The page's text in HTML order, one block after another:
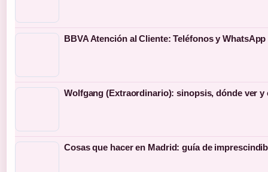
BBVA Atención al Cliente: Teléfonos y
Wolfgang (Extraordinario): sinopsis, dónde ver y
Cosas que hacer en Madrid: guía de